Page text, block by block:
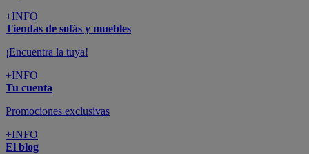
+INFO
Tiendas de sofás y muebles
¡Encuentra la tuya!
+INFO
Tu cuenta
Promociones exclusivas
+INFO
El blog